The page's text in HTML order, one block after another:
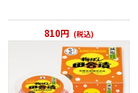
810円 (税込)